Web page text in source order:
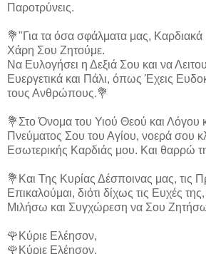
Παροτρύνεις.
💐"Για τα όσα σφάλματα μας, Καρδιακά
Χάρη Σου Ζητούμε.
Να Ευλογήσει η Δεξιά Σου και να
Ευεργετικά και Πάλι, όπως Έχεις
τους Ανθρώπους.💐
💐Στο Όνομα του Υιού Θεού και Λόγου
Πνεύματος Σου του Αγίου, νοερά σου
Εσωτερικής Καρδιάς μου. Και θαρρώ
💐Και Της Κυρίας Δέσποινας μας, τις
Επικαλούμαι, διότι δίχως τις Ευχές
Μιλήσω και Συγχώρεση να Σου
🌹Κύριε Ελέησον,
🌹Κύριε Ελέησον,